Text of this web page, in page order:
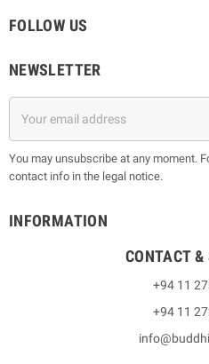
FOLLOW US
NEWSLETTER
You may unsubscribe at any moment.
contact info in the legal notice.
INFORMATION
CONTACT &
+94 11
+94 11